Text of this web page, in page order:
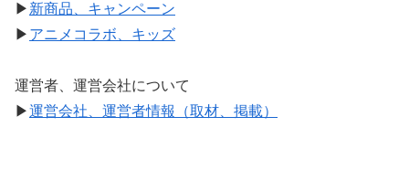
▶ 新商品、キャンペーン
▶ アニメコラボ、キッズ
運営者、運営会社について
▶運営会社、運営者情報（取材、掲載）